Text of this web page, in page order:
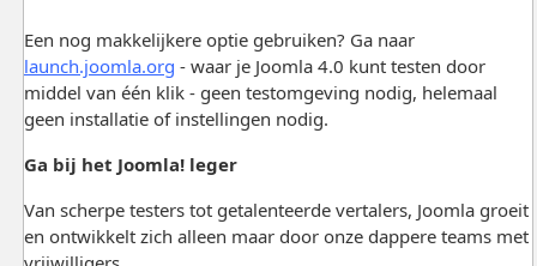
Een nog makkelijkere optie gebruiken? Ga naar
launch.joomla.org - waar je Joomla 4.0 kunt testen door
middel van één klik - geen testomgeving nodig, helemaal
geen installatie of instellingen nodig.
Ga bij het Joomla! leger
Van scherpe testers tot getalenteerde vertalers, Joomla groeit
en ontwikkelt zich alleen maar door onze dappere teams met